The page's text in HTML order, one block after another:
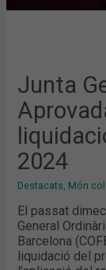
Junta
2024
Destacats, Món
El passat
General
Barcelona
liquidació del